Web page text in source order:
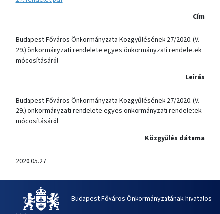
Cím
Budapest Főváros Önkormányzata Közgyűlésének 27/2020. (V.
29.) önkormányzati rendelete egyes önkormányzati rendeletek
módosításáról
Leírás
Budapest Főváros Önkormányzata Közgyűlésének 27/2020. (V.
29.) önkormányzati rendelete egyes önkormányzati rendeletek
módosításáról
Közgyűlés dátuma
2020.05.27
Budapest Főváros Önkormányzatának hivatalos